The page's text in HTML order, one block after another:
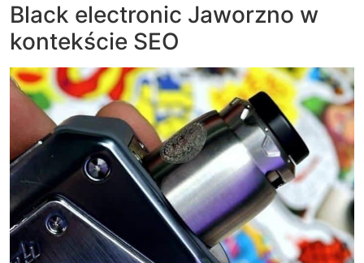
Black electronic Jaworzno w
kontekście SEO